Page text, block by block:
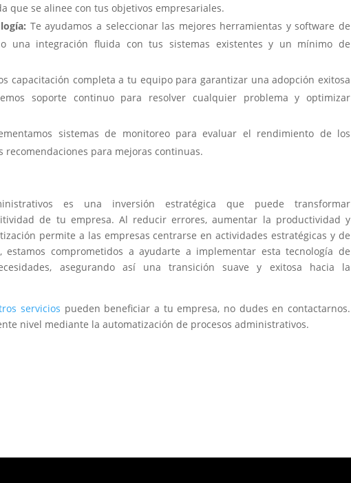
que se alinee con tus objetivos empresariales.
Te ayudamos a seleccionar las mejores herramientas y software de
una integración fluida con tus sistemas existentes y un mínimo de
capacitación completa a tu equipo para garantizar una adopción exitosa
soporte continuo para resolver cualquier problema y optimizar
sistemas de monitoreo para evaluar el rendimiento de los
para mejoras continuas.
es una inversión estratégica que puede transformar
de tu empresa. Al reducir errores, aumentar la productividad y
permite a las empresas centrarse en actividades estratégicas y de
comprometidos a ayudarte a implementar esta tecnología de
asegurando así una transición suave y exitosa hacia la
servicios pueden beneficiar a tu empresa, no dudes en contactarnos.
nivel mediante la automatización de procesos administrativos.